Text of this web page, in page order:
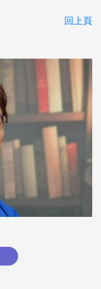
回上頁